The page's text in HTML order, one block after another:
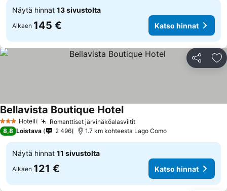
Näytä hinnat 13 sivustolta
Alkaen 145 € Katso hinnat
Jaa
3 Tähtiluokitus
Hotelli Romanttiset järvinäköalasviitit
Bellavista Boutique Hotel
8,8 Loistava 2 496 1.7 km kohteesta Lago Como
Näytä hinnat 11 sivustolta
Alkaen 121 € Katso hinnat